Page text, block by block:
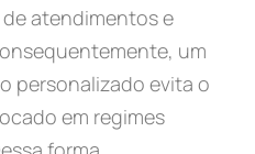
atendimentos e
um
personalizado evita o
em regimes